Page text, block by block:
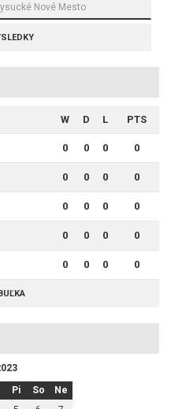
Nové Mesto
W D L PTS
0 0 0 0
0 0 0 0
0 0 0 0
0 0 0 0
0 0 0 0
Pi So
Ne